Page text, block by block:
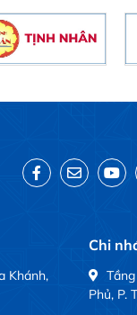
Khánh,
Chi
Phủ, P.